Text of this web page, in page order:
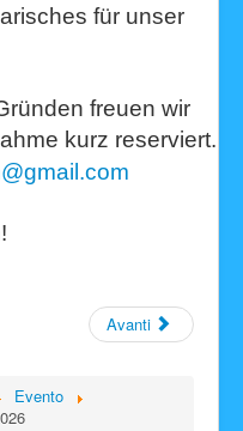
für unser
freuen wir
kurz reserviert.
Avanti
Evento